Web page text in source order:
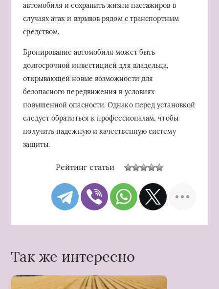
автомобиля и сохранить жизни пассажиров в
случаях атак и взрывов рядом с транспортным
средством.
Бронирование автомобиля может быть
долгосрочной инвестицией для владельца,
открывающей новые возможности для
безопасного передвижения в условиях
повышенной опасности. Однако перед установкой
следует обратиться к профессионалам, чтобы
получить надежную и качественную систему
защиты.
Рейтинг статьи
Так же интересно